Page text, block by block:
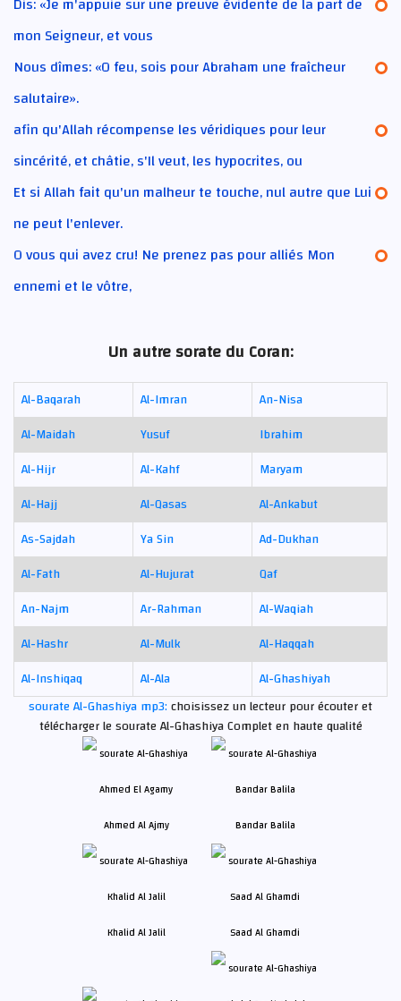
mon Seigneur, et vous
Nous dîmes: «O feu, sois pour Abraham une fraîcheur
salutaire».
afin qu'Allah récompense les véridiques pour leur
sincérité, et châtie, s'Il veut, les hypocrites, ou
Et si Allah fait qu'un malheur te touche, nul autre que Lui
ne peut l'enlever.
O vous qui avez cru! Ne prenez pas pour alliés Mon
ennemi et le vôtre,
Un autre sorate du Coran:
Al-Baqarah Al-Imran
An-Nisa
Al-Maidah
Yusuf
Ibrahim
Al-Hijr
Al-Kahf
Maryam
Al-Hajj
Al-Qasas
Al-Ankabut
As-Sajdah
Ya Sin
Ad-Dukhan
Al-Fath
Al-Hujurat
Qaf
An-Najm
Ar-Rahman
Al-Waqiah
Al-Hashr
Al-Mulk
Al-Haqqah
Al-Inshiqaq
Al-Ala
Al-Ghashiyah
sourate Al-Ghashiya mp3:choisissez un lecteur pour écouter et
télécharger le sourate Al-Ghashiya Complet en haute qualité
Ahmed Al Ajmy Bandar Balila
Khalid Al Jalil Saad Al Ghamdi